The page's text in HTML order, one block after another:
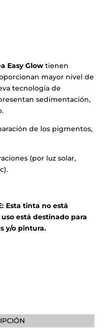
Easy Glow tienen
mayor nivel de
tecnología de
sedimentación,
de los pigmentos,
(por luz solar,
Esta tinta no está
está destinado para
y/o pintura.